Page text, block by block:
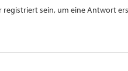
registriert sein, um eine Antwort